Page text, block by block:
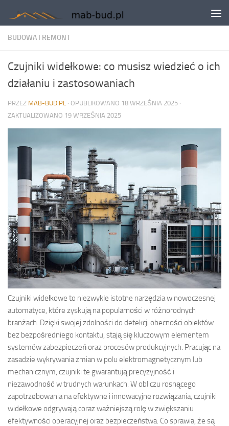
Skip to content
BUDOWA I REMONT
Czujniki widełkowe: co musisz wiedzieć o ich
działaniu i zastosowaniach
PRZEZ MAB-BUD.PL · OPUBLIKOWANO 18 WRZEŚNIA 2025 ·
ZAKTUALIZOWANO 19 WRZEŚNIA 2025
Czujniki widełkowe to niezwykle istotne narzędzia w nowoczesnej
automatyce, które zyskują na popularności w różnorodnych
branżach. Dzięki swojej zdolności do detekcji obecności obiektów
bez bezpośredniego kontaktu, stają się kluczowym elementem
systemów zabezpieczeń oraz procesów produkcyjnych. Pracując na
zasadzie wykrywania zmian w polu elektromagnetycznym lub
mechanicznym, czujniki te gwarantują precyzyjność i
niezawodność w trudnych warunkach. W obliczu rosnącego
zapotrzebowania na efektywne i innowacyjne rozwiązania, czujniki
widełkowe odgrywają coraz ważniejszą rolę w zwiększaniu
efektywności operacyjnej oraz bezpieczeństwa. Co sprawia, że są